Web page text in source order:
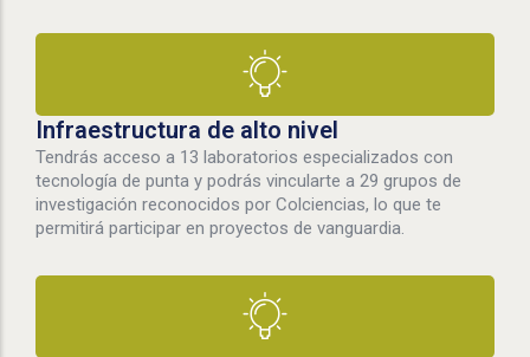
Infraestructura de alto nivel
Tendrás acceso a 13 laboratorios especializados con
tecnología de punta y podrás vincularte a 29 grupos de
investigación reconocidos por Colciencias, lo que te
permitirá participar en proyectos de vanguardia.